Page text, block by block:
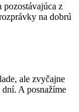
pozostávajúca z
na dobrú
ale zvyčajne
A posnažíme